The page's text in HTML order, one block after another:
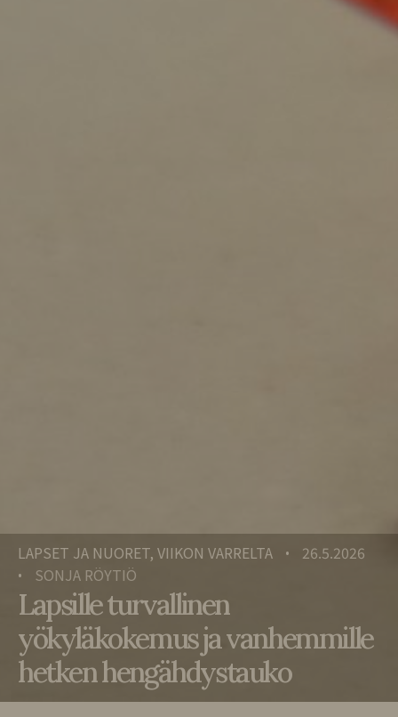
LAPSET JA NUORET, VIIKON VARRELTA • 26.5.2026
• SONJA RÖYTIÖ
Lapsille turvallinen
yökyläkokemus ja vanhemmille
hetken hengähdystauko